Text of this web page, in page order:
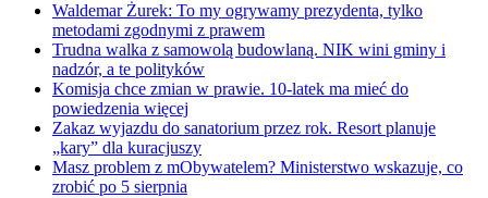
Waldemar Żurek: To my ogrywamy prezydenta, tylko
metodami zgodnymi z prawem
Trudna walka z samowolą budowlaną. NIK wini gminy i
nadzór, a te polityków
Komisja chce zmian w prawie. 10-latek ma mieć do
powiedzenia więcej
Zakaz wyjazdu do sanatorium przez rok. Resort planuje
„kary” dla kuracjuszy
Masz problem z mObywatelem? Ministerstwo wskazuje, co
zrobić po 5 sierpnia